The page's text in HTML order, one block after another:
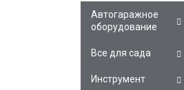
Автогаражное
оборудование
Все для сада
Инструмент